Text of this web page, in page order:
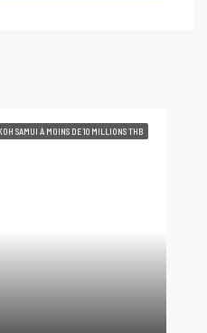
SAMUI À MOINS DE 10 MILLIONS THB